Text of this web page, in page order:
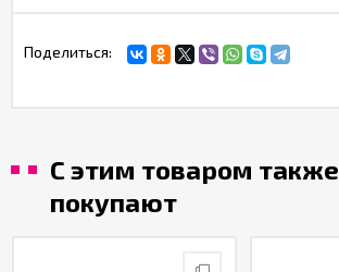
Поделиться:
С этим товаром также
покупают